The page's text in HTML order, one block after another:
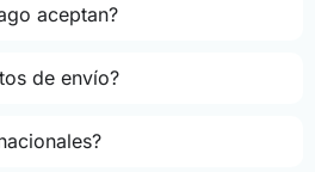
aceptan?
de envío?